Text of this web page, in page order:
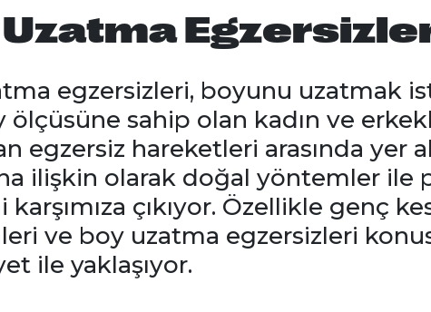
egzersizleri, boyunu uzatmak
ölçüsüne sahip olan kadın ve
egzersiz hareketleri arasında yer
ilişkin olarak doğal yöntemler ile
çıkıyor. Özellikle genç
ve boy uzatma egzersizleri
ile yaklaşıyor.